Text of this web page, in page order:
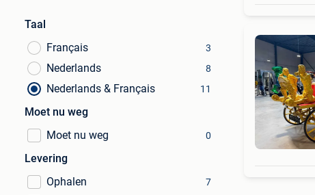
Taal
Français
3
Nederlands 8
Nederlands & Français 11
Moet nu weg
Moet nu weg
0
Levering
Ophalen
7